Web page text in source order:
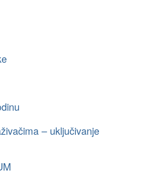
– uključivanje